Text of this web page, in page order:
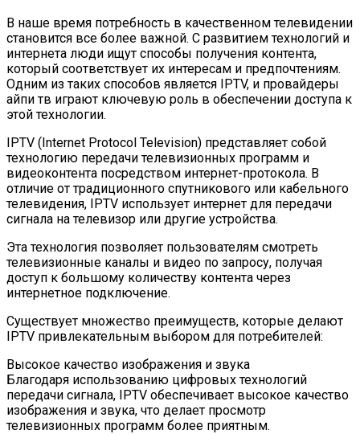
В наше время потребность в качественном телевидении
становится все более важной. С развитием технологий и
интернета люди ищут способы получения контента,
который соответствует их интересам и предпочтениям.
Одним из таких способов является IPTV, и провайдеры
айпи тв играют ключевую роль в обеспечении доступа к
этой технологии.
IPTV (Internet Protocol Television) представляет собой
технологию передачи телевизионных программ и
видеоконтента посредством интернет-протокола. В
отличие от традиционного спутникового или кабельного
телевидения, IPTV использует интернет для передачи
сигнала на телевизор или другие устройства.
Эта технология позволяет пользователям смотреть
телевизионные каналы и видео по запросу, получая
доступ к большому количеству контента через
интернетное подключение.
Существует множество преимуществ, которые делают
IPTV привлекательным выбором для потребителей:
Высокое качество изображения и звука
Благодаря использованию цифровых технологий
передачи сигнала, IPTV обеспечивает высокое качество
изображения и звука, что делает просмотр
телевизионных программ более приятным.